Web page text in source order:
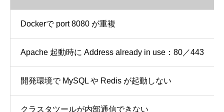
Dockerで port 8080 が重複
Apache 起動時に Address already in use：80／443
開発環境で MySQL や Redis が起動しない
クラスタツールが内部通信できない